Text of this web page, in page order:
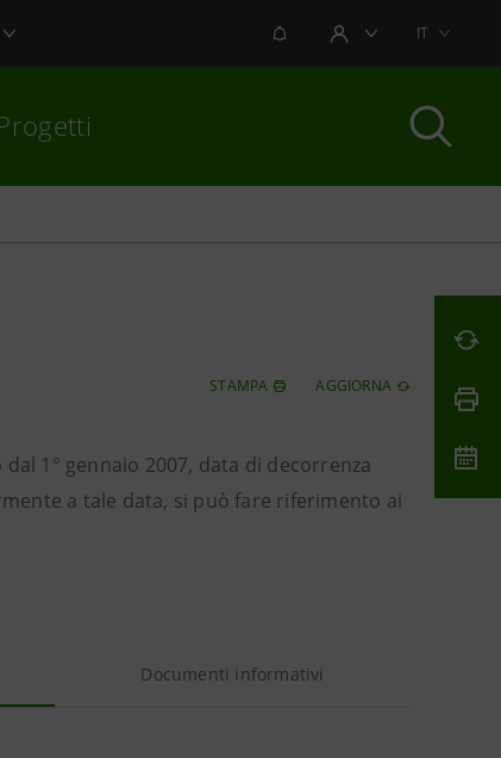
NOTIFICHEAREA UTENTEIT
STAMPA AGGIORNA
1° gennaio 2007, data di decorrenza
a tale data, si può fare riferimento ai
Documenti informativi